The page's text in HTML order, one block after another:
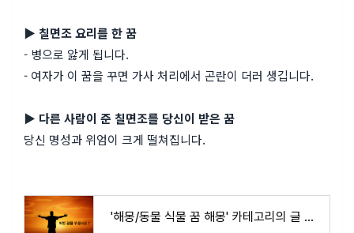
▶ 칠면조 요리를 한 꿈
- 병으로 앓게 됩니다.
- 여자가 이 꿈을 꾸면 가사 처리에서 곤란이 더러 생깁니다.
▶ 다른 사람이 준 칠면조를 당신이 받은 꿈
당신 명성과 위엄이 크게 떨쳐집니다.
'해몽/동물 식물 꿈 해몽' 카테고리의 글 목록